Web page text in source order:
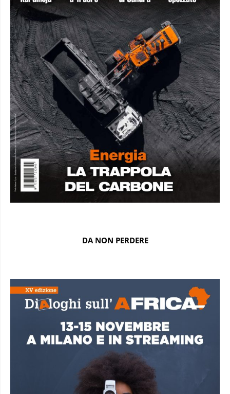
DA NON PERDERE